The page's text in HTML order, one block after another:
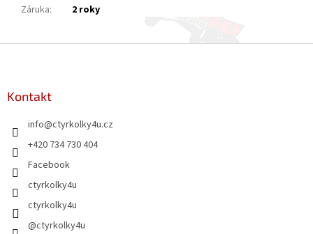
Záruka: 2 roky
Kontakt
info@ctyrkolky4u.cz
+420 734 730 404
Facebook
ctyrkolky4u
ctyrkolky4u
@ctyrkolky4u